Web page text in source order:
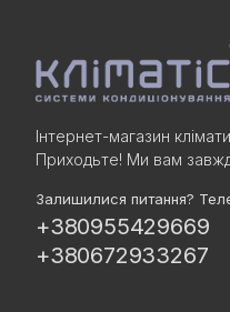
Інтернет-магазин
Приходьте! Ми вам
Залишилися питання?
+380955429669
+380672933267